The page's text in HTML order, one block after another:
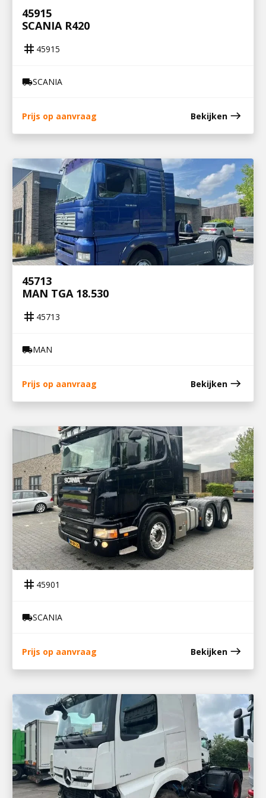
45915
SCANIA R420
tag 45915
local_shippingSCANIA
Prijs op aanvraag Bekijken east
45713
MAN TGA 18.530
tag 45713
local_shippingMAN
Prijs op aanvraag Bekijken east
45901
SCANIA R500
tag 45901
local_shippingSCANIA
Prijs op aanvraag Bekijken east